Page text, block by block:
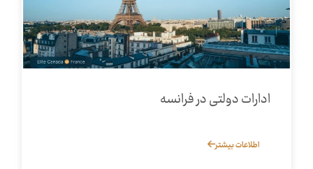
ادارات دولتی در فرانسه
اطلاعات بیشتر